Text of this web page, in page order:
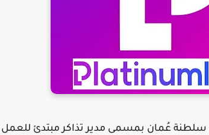
سلطنة عُمان بمسمى مدير تذاكر مبتدئ للعمل